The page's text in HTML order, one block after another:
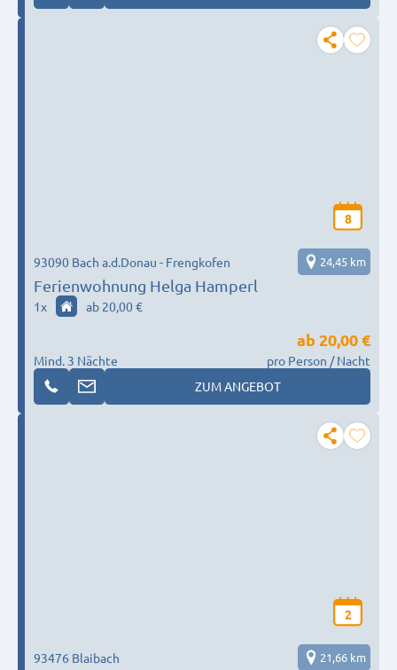
8
Ferienwohnung Helga Hamperl
93090 Bach a.d.Donau - Frengkofen 24,45 km
1x ab 20,00 €
Mind. 3 Nächte
ab 20,00 €
pro Person / Nacht
ZUM ANGEBOT
2
93476 Blaibach 21,66 km